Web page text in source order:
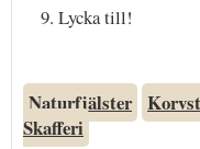
Lycka till!
Naturfjälster
Skafferi